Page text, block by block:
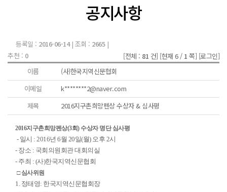
공지사항
등록일 : 2016-06-14| 조회 : 2665|
추천 : 0 [전체 : 81 건] [현재 6 / 1 쪽] [로그인]
이름
(사)한국지역신문협회
이메일
k********2@naver.com
제목
2016지구촌희망펜상 수상자 & 심사평
2016지구촌희망펜상(3회) 수상자 명단 심사평
- 일시 : 2016년 6월 20일(월) 오후 2시
- 장소 : 국회의원회관 대회의실
- 주최 : (사)한국지역신문협회
□ 심사위원
1. 정태영: 한국지역신문협회장